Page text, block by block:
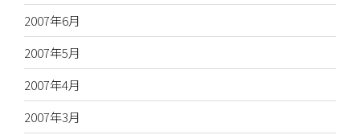
2007年6月
2007年5月
2007年4月
2007年3月